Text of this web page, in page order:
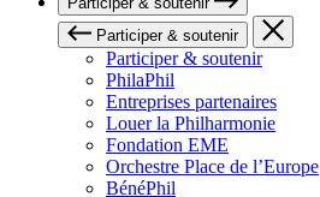
Participer & soutenir
Participer & soutenir
PhilaPhil
Entreprises partenaires
Louer la Philharmonie
Fondation EME
Orchestre Place de l’Europe
BénéPhil